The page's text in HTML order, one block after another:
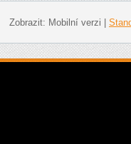
Zobrazit: Mobilní verzi